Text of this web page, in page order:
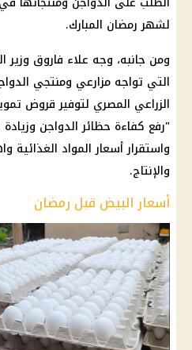
لشهر رمضان المبارك.
ومن جانبه، وجه علاء فاروق وزير
التي تواجه مزارعي ومنتجي
الزراعي المصري لتوفير قروض
"رفع كفاءة حظائر الدواجن
واستقرار أسعار المواد الغذائية
والإنتاج.
أسعار البيض قبل رمضان